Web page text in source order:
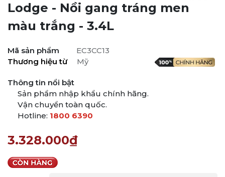
Lodge - Nồi gang tráng men
màu trắng - 3.4L
Mã sản phẩm
EC3CC13
Thương hiệu từ
Mỹ
Thông tin nổi bật
Sản phẩm nhập khẩu chính hãng.
Vận chuyển toàn quốc.
Hotline: 1800 6390
3.328.000₫